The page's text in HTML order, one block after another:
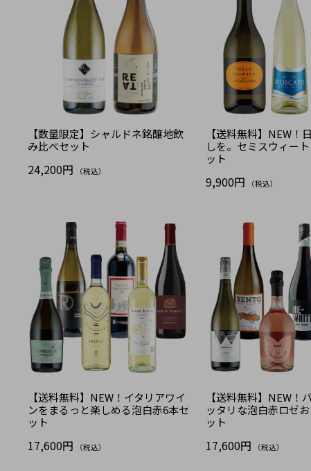
【数量限定】シャルドネ銘醸地飲
み比べセット
24,200円 （税込）
【送料無料】NEW！
しを。セミスウィー
ット
9,900円 （税込）
【送料無料】NEW！イタリアワイ
ンをまるっと楽しめる泡白赤6本セ
ット
17,600円 （税込）
【送料無料】NEW！
ッタリな泡白赤ロゼ
ット
17,600円 （税込）